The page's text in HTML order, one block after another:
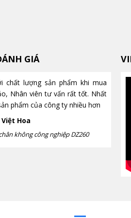
mini có nâng được vật
Những điều bạn
trước khi mua
mini có nâng được vật
trọng thực tế, ưu nhược
chọn và những lưu ý quanngay cách
GIÁ
chất lượng sản phẩm khi mua
Nhân viên tư vấn rất tốt. Nhất
phẩm của công ty nhiều hơn
Hoa
không công nghiệp DZ260